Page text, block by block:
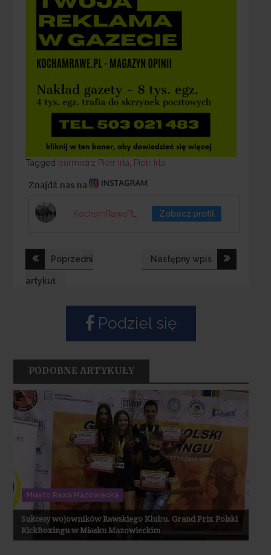
Tagged
Tagged burmistrz Piotr Irla, Piotr Irla
Znajdź nas na
KochamRawePL Zobacz profil
Nawigacja
wpisu
Poprzedni
artykuł
Następny wpis
Podziel się
PODOBNE ARTYKUŁY
Miasto Rawa Mazowiecka
Sukcesy wojowników Rawskiego Klubu. Grand Prix Polski
KickBoxingu w Mińsku Mazowieckim